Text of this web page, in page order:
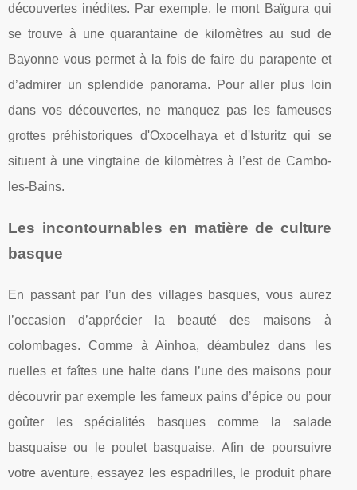
découvertes inédites. Par exemple, le mont Baïgura qui
se trouve à une quarantaine de kilomètres au sud de
Bayonne vous permet à la fois de faire du parapente et
d’admirer un splendide panorama. Pour aller plus loin
dans vos découvertes, ne manquez pas les fameuses
grottes préhistoriques d'Oxocelhaya et d'Isturitz qui se
situent à une vingtaine de kilomètres à l’est de Cambo-
les-Bains.
Les incontournables en matière de culture
basque
En passant par l’un des villages basques, vous aurez
l’occasion d’apprécier la beauté des maisons à
colombages. Comme à Ainhoa, déambulez dans les
ruelles et faîtes une halte dans l’une des maisons pour
découvrir par exemple les fameux pains d’épice ou pour
goûter les spécialités basques comme la salade
basquaise ou le poulet basquaise. Afin de poursuivre
votre aventure, essayez les espadrilles, le produit phare